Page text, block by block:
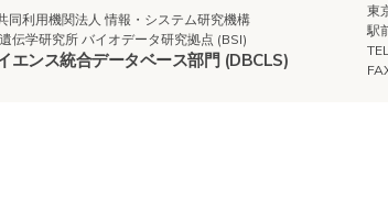
同利用機関法人 情報・システム研究機構
伝学研究所 バイオデータ研究拠点 (BSI)
エンス統合データベース部門 (DBCLS)
東
駅